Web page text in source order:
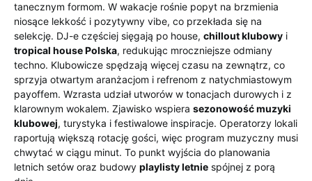
tanecznym formom. W wakacje rośnie popyt na brzmienia
niosące lekkość i pozytywny vibe, co przekłada się na
selekcję. DJ-e częściej sięgają po house, chillout klubowy i
tropical house Polska, redukując mroczniejsze odmiany
techno. Klubowicze spędzają więcej czasu na zewnątrz, co
sprzyja otwartym aranżacjom i refrenom z natychmiastowym
payoffem. Wzrasta udział utworów w tonacjach durowych i z
klarownym wokalem. Zjawisko wspiera sezonowość muzyki
klubowej, turystyka i festiwalowe inspiracje. Operatorzy lokali
raportują większą rotację gości, więc program muzyczny musi
chwytać w ciągu minut. To punkt wyjścia do planowania
letnich setów oraz budowy playlisty letnie spójnej z porą